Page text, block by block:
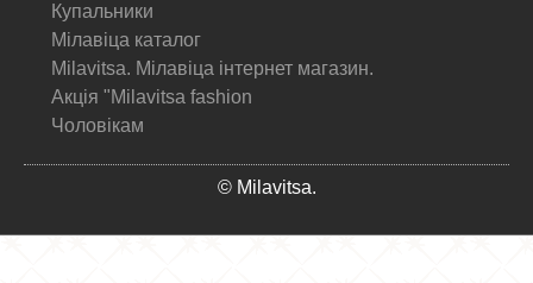
Купальники
Мілавіца каталог
Milavitsa. Мілавіца інтернет магазин.
Акція "Milavitsa fashion
Чоловікам
© Milavitsa.